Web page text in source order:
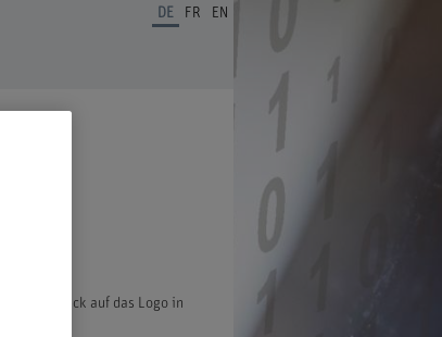
DE FR EN
bei Klick auf das Logo in